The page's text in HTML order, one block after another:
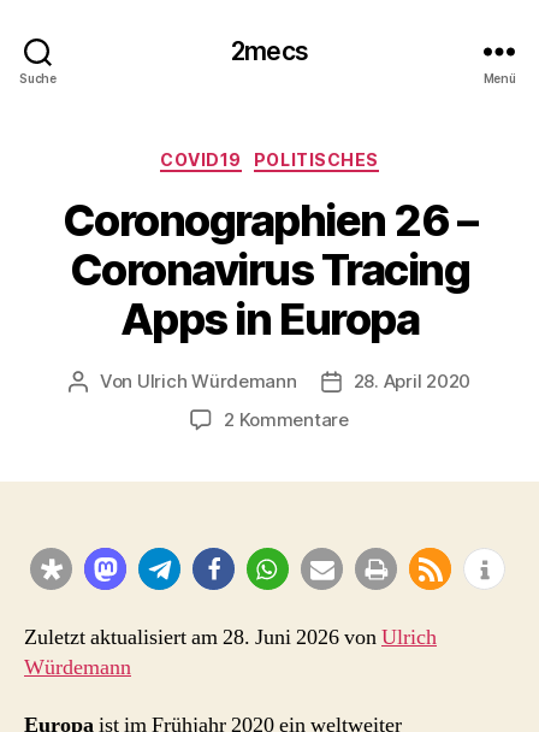
Suche
2mecs
Menü
Kategorien
COVID19 POLITISCHES
Coronographien 26 –
Coronavirus Tracing
Apps in Europa
Beitragsautor
Von Ulrich Würdemann Beitragsdatum
28. April 2020
2 Kommentarezu
Tracing
Apps
Europa
Zuletzt aktualisiert am 28. Juni 2026 vonUlrich
Würdemann
Europaist im Frühjahr 2020 ein weltweiter